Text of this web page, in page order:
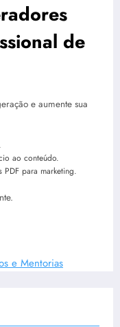
de
e aumente sua
ao conteúdo.
PDF para marketing.
e Mentorias